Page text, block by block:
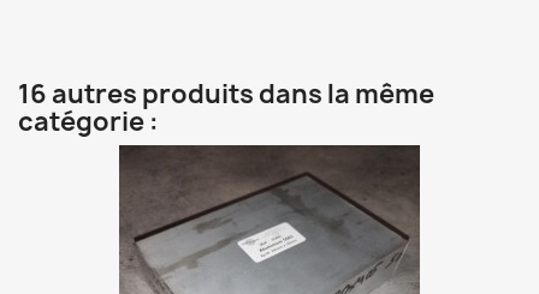
16 autres produits dans la même
catégorie :